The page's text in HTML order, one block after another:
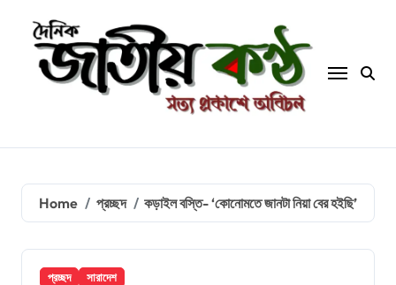
content
Home প্রচ্ছদ কড়াইল বস্তি- ‘কোনোমতে জানটা নিয়া বের হইছি’
প্রচ্ছদ সারাদেশ